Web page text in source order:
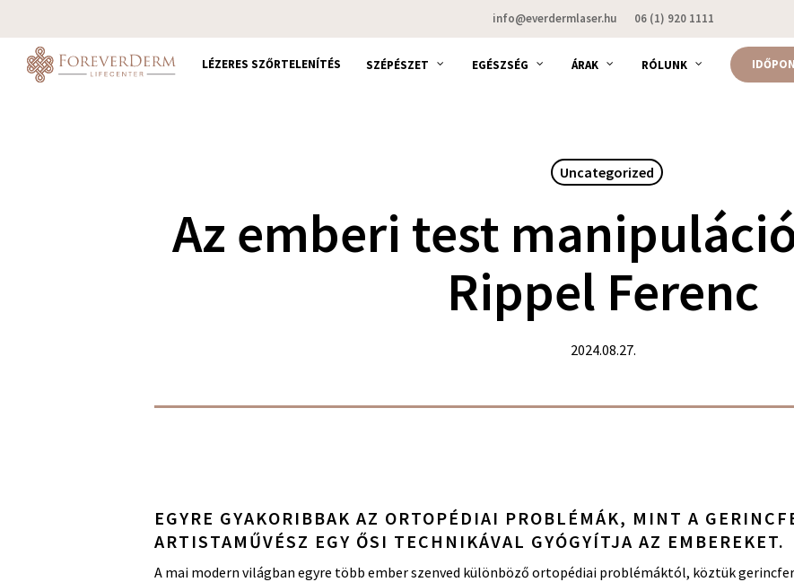
to
main
content
info@everdermlaser.hu 06 (1) 920 1111
LÉZERES SZŐRTELENÍTÉS SZÉPÉSZET EGÉSZSÉG ÁRAK RÓLUNK
Uncategorized
Az emberi test
Rippel Ferenc
2024.08.27.
EGYRE GYAKORIBBAK AZ ORTOPÉDIAI PROBLÉMÁK, MINT A
ARTISTAMŰVÉSZ EGY ŐSI TECHNIKÁVAL GYÓGYÍTJA AZ EMBEREKET.
A mai modern világban egyre több ember szenved különböző ortopédiai problémáktól, köztük